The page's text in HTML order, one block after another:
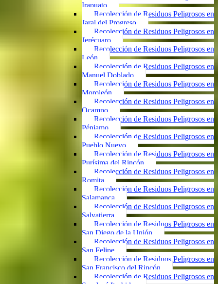
Irapuato
Recolección de Residuos Peligrosos en
Jaral del Progreso
Recolección de Residuos Peligrosos en
Jerécuaro
Recolección de Residuos Peligrosos en
León
Recolección de Residuos Peligrosos en
Manuel Doblado
Recolección de Residuos Peligrosos en
Moroleón
Recolección de Residuos Peligrosos en
Ocampo
Recolección de Residuos Peligrosos en
Pénjamo
Recolección de Residuos Peligrosos en
Pueblo Nuevo
Recolección de Residuos Peligrosos en
Purísima del Rincón
Recolección de Residuos Peligrosos en
Romita
Recolección de Residuos Peligrosos en
Salamanca
Recolección de Residuos Peligrosos en
Salvatierra
Recolección de Residuos Peligrosos en
San Diego de la Unión
Recolección de Residuos Peligrosos en
San Felipe
Recolección de Residuos Peligrosos en
San Francisco del Rincón
Recolección de Residuos Peligrosos en